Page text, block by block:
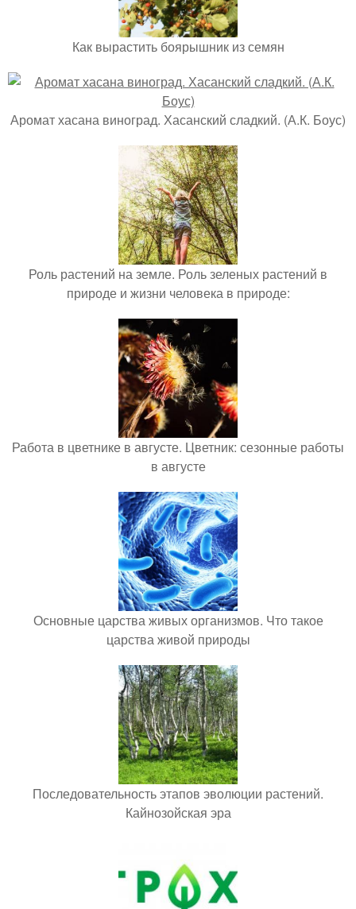
Как вырастить боярышник из семян
Аромат хасана виноград. Хасанский сладкий. (А.К. Боус)
Роль растений на земле. Роль зеленых растений в
природе и жизни человека в природе:
Работа в цветнике в августе. Цветник: сезонные работы
в августе
Основные царства живых организмов. Что такое
царства живой природы
Последовательность этапов эволюции растений.
Кайнозойская эра